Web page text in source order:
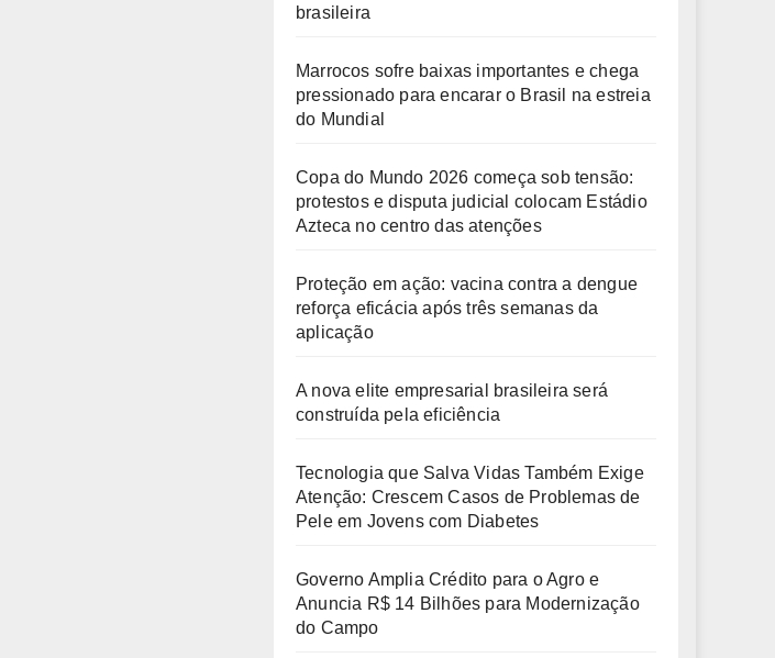
brasileira
Marrocos sofre baixas importantes e chega
pressionado para encarar o Brasil na estreia
do Mundial
Copa do Mundo 2026 começa sob tensão:
protestos e disputa judicial colocam Estádio
Azteca no centro das atenções
Proteção em ação: vacina contra a dengue
reforça eficácia após três semanas da
aplicação
A nova elite empresarial brasileira será
construída pela eficiência
Tecnologia que Salva Vidas Também Exige
Atenção: Crescem Casos de Problemas de
Pele em Jovens com Diabetes
Governo Amplia Crédito para o Agro e
Anuncia R$ 14 Bilhões para Modernização
do Campo